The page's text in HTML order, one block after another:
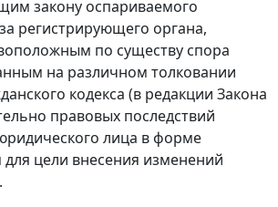
закону оспариваемого
регистрирующего органа,
по существу спора
на различном толковании
кодекса (в редакции Закона
правовых последствий
лица в форме
цели внесения изменений